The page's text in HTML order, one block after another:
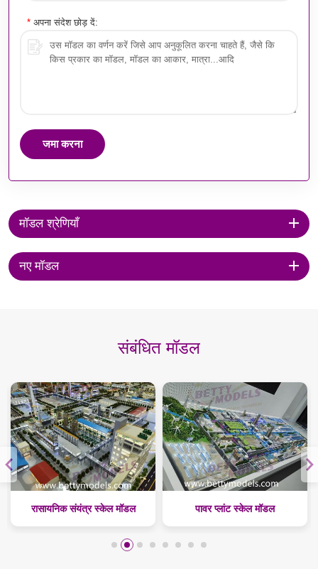
* अपना संदेश छोड़ दें:
जमा करना
मॉडल श्रेणियाँ
नए मॉडल
संबंधित मॉडल
रासायनिक संयंत्र स्केल मॉडल पावर प्लांट स्केल मॉडल